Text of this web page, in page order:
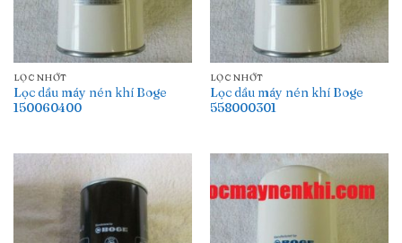
LỌC NHỚT
Lọc dầu máy nén khí Boge
150060400
LỌC NHỚT
Lọc dầu máy nén khí Boge
558000301